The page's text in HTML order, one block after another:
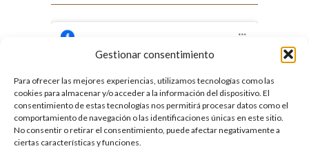
Gestionar consentimiento
Para ofrecer las mejores experiencias, utilizamos tecnologías como las
cookies para almacenar y/o acceder a la información del dispositivo. El
consentimiento de estas tecnologías nos permitirá procesar datos como el
comportamiento de navegación o las identificaciones únicas en este sitio.
No consentir o retirar el consentimiento, puede afectar negativamente a
ciertas características y funciones.
Facebook
Haz clic para aceptar cookies de marketing
y permitir este contenido